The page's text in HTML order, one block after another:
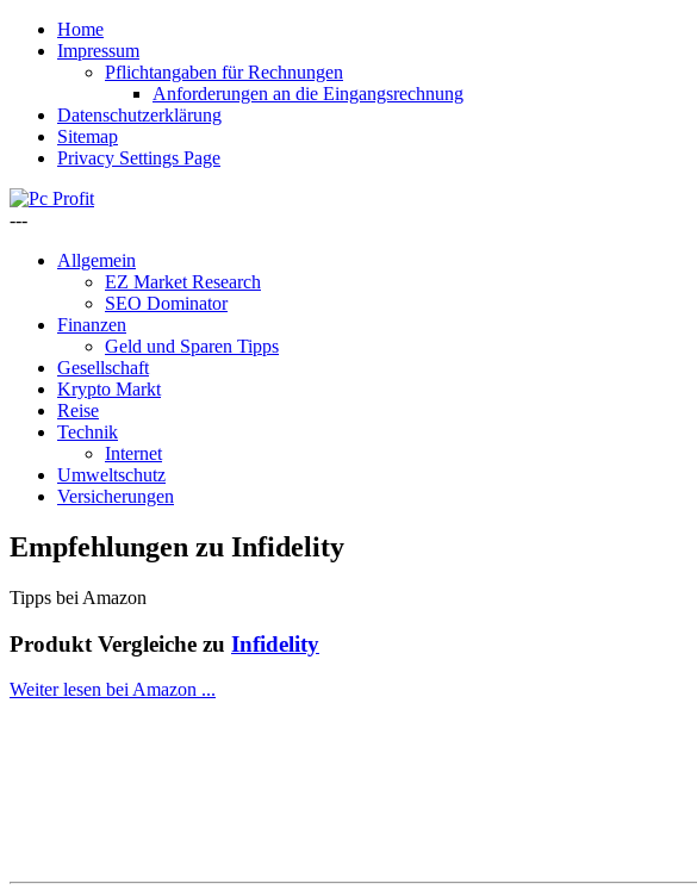
Home
Impressum
Pflichtangaben für Rechnungen
Anforderungen an die Eingangsrechnung
Datenschutzerklärung
Sitemap
Privacy Settings Page
---
Allgemein
EZ Market Research
SEO Dominator
Finanzen
Geld und Sparen Tipps
Gesellschaft
Krypto Markt
Reise
Technik
Internet
Umweltschutz
Versicherungen
Empfehlungen zu Infidelity
Tipps bei Amazon
Produkt Vergleiche zu Infidelity
Weiter lesen bei Amazon ...